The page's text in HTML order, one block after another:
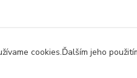
cookies.Ďalším jeho